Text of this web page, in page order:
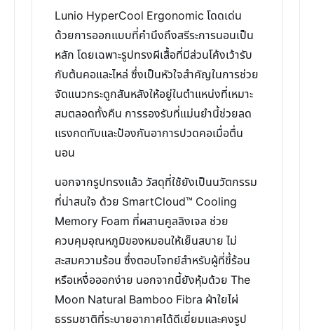
Lunio HyperCool Ergonomic โดดเด่น
ด้วยการออกแบบที่คำนึงถึงสรีระการนอนเป็น
หลัก โดยเฉพาะรูปทรงผีเสื้อที่มีส่วนโค้งเว้ารับ
กับต้นคอและไหล่ ซึ่งเป็นหัวใจสำคัญในการช่วย
จัดแนวกระดูกสันหลังให้อยู่ในตำแหน่งที่เหมาะ
สมตลอดทั้งคืน การรองรับที่แม่นยำนี้ช่วยลด
แรงกดทับและป้องกันอาการปวดคอเมื่อตื่น
นอน
นอกจากรูปทรงแล้ว วัสดุที่ใช้ยังเป็นนวัตกรรม
ที่น่าสนใจ ด้วย SmartCloud™ Cooling
Memory Foam ที่ผสานคูลลิงเจล ช่วย
ควบคุมอุณหภูมิของหมอนให้เย็นสบาย ไม่
สะสมความร้อน ซึ่งตอบโจทย์สำหรับผู้ที่ขี้ร้อน
หรือเหงื่อออกง่าย นอกจากนี้ยังหุ้มด้วย The
Moon Natural Bamboo Fibra ผ้าใยไผ่
ธรรมชาติที่ระบายอากาศได้ดีเยี่ยมและคงรูป